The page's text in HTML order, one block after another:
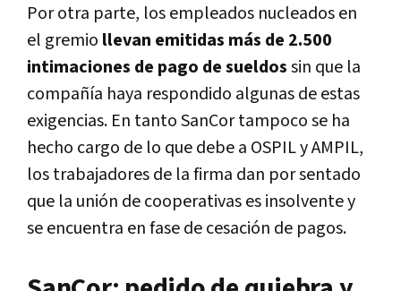
Por otra parte, los empleados nucleados en
el gremio llevan emitidas más de 2.500
intimaciones de pago de sueldossin que la
compañía haya respondido algunas de estas
exigencias. En tanto SanCor tampoco se ha
hecho cargo de lo que debe a OSPIL y AMPIL,
los trabajadores de la firma dan por sentado
que la unión de cooperativas es insolvente y
se encuentra en fase de cesación de pagos.